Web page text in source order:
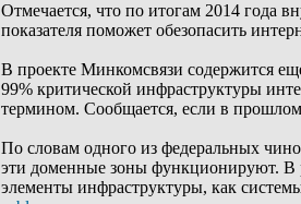
Отмечается, что по итогам 2014 года
показателя поможет обезопасить
В проекте Минкомсвязи содержится
99% критической инфраструктуры
термином. Сообщается, если в прошлом
По словам одного из федеральных
эти доменные зоны функционируют. В
элементы инфраструктуры, как